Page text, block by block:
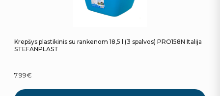
Krepšys plastikinis su rankenom 18,5 l (3 spalvos) PRO158N Italija
STEFANPLAST
7.99€